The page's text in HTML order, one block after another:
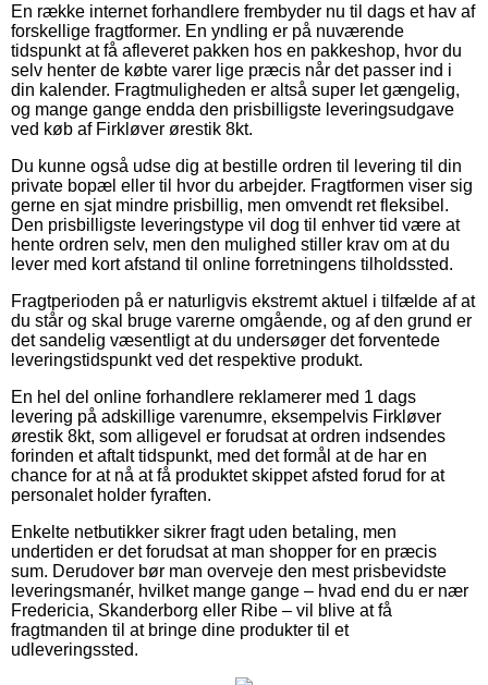
En række internet forhandlere frembyder nu til dags et hav af
forskellige fragtformer. En yndling er på nuværende
tidspunkt at få afleveret pakken hos en pakkeshop, hvor du
selv henter de købte varer lige præcis når det passer ind i
din kalender. Fragtmuligheden er altså super let gængelig,
og mange gange endda den prisbilligste leveringsudgave
ved køb af Firkløver ørestik 8kt.
Du kunne også udse dig at bestille ordren til levering til din
private bopæl eller til hvor du arbejder. Fragtformen viser sig
gerne en sjat mindre prisbillig, men omvendt ret fleksibel.
Den prisbilligste leveringstype vil dog til enhver tid være at
hente ordren selv, men den mulighed stiller krav om at du
lever med kort afstand til online forretningens tilholdssted.
Fragtperioden på er naturligvis ekstremt aktuel i tilfælde af at
du står og skal bruge varerne omgående, og af den grund er
det sandelig væsentligt at du undersøger det forventede
leveringstidspunkt ved det respektive produkt.
En hel del online forhandlere reklamerer med 1 dags
levering på adskillige varenumre, eksempelvis Firkløver
ørestik 8kt, som alligevel er forudsat at ordren indsendes
forinden et aftalt tidspunkt, med det formål at de har en
chance for at nå at få produktet skippet afsted forud for at
personalet holder fyraften.
Enkelte netbutikker sikrer fragt uden betaling, men
undertiden er det forudsat at man shopper for en præcis
sum. Derudover bør man overveje den mest prisbevidste
leveringsmanér, hvilket mange gange – hvad end du er nær
Fredericia, Skanderborg eller Ribe – vil blive at få
fragtmanden til at bringe dine produkter til et
udleveringssted.